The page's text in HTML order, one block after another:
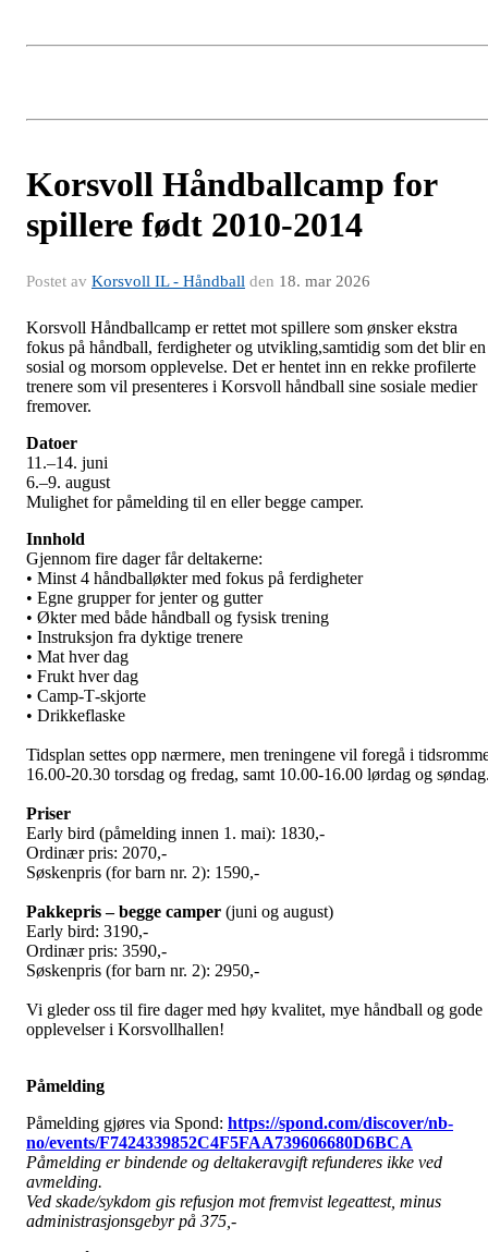
Korsvoll Håndballcamp for
spillere født 2010-2014
Postet av Korsvoll IL - Håndball den 18. mar 2026
Korsvoll Håndballcamp er rettet mot spillere som ønsker ekstra
fokus på håndball, ferdigheter og utvikling,samtidig som det blir en
sosial og morsom opplevelse. Det er hentet inn en rekke profilerte
trenere som vil presenteres i Korsvoll håndball sine sosiale medier
fremover.
Datoer
11.–14. juni
6.–9. august
Mulighet for påmelding til en eller begge camper.
Innhold
Gjennom fire dager får deltakerne:
• Minst 4 håndballøkter med fokus på ferdigheter
• Egne grupper for jenter og gutter
• Økter med både håndball og fysisk trening
• Instruksjon fra dyktige trenere
• Mat hver dag
• Frukt hver dag
• Camp‑T‑skjorte
• Drikkeflaske
Tidsplan settes opp nærmere, men treningene vil foregå i
16.00-20.30 torsdag og fredag, samt 10.00-16.00 lørdag og
Priser
Early bird (påmelding innen 1. mai): 1830,-
Ordinær pris: 2070,-
Søskenpris (for barn nr. 2): 1590,-
Pakkepris – begge camper (juni og august)
Early bird: 3190,-
Ordinær pris: 3590,-
Søskenpris (for barn nr. 2): 2950,-
Vi gleder oss til fire dager med høy kvalitet, mye håndball og gode
opplevelser i Korsvollhallen!
Påmelding
Påmelding gjøres via Spond: https://spond.com/discover/nb-
no/events/F7424339852C4F5FAA739606680D6BCA
Påmelding er bindende og deltakeravgift refunderes ikke ved
avmelding.
Ved skade/sykdom gis refusjon mot fremvist legeattest, minus
administrasjonsgebyr på 375,-